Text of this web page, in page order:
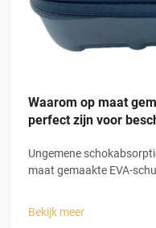
Waarom op maat
perfect zijn voor
Ungemene
maat gemaakte EVA-
werken zeer goed bij het
Bekijk meer